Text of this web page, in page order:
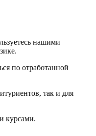
нашими
по отработанной
так и для
курсами.